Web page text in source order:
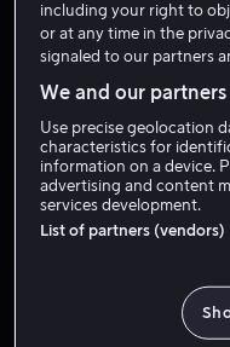
Fra 49 kr
including your right to
or at any time in the
signaled to our partners
We and our
Use precise geolocation
characteristics for
information on a device.
advertising and content
services development.
List of partners (vendors)